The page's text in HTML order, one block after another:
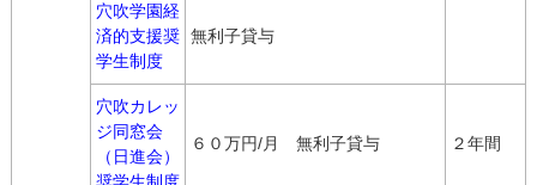
穴吹学園経
済的支援奨
学生制度
無利子貸与
穴吹カレッ
ジ同窓会
（日進会）
６０万円/月 無利子貸与 ２年間